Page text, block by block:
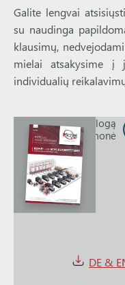
Galite lengvai
su naudinga
klausimų,
mielai atsakysime į
individualių
Atsisiųsti katalogą
plastikų pramonė
DE &